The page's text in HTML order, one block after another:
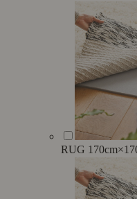
RUG